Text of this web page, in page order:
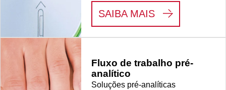
SAIBA MAIS: GANHAR
Fluxo de trabalho pré-
analítico
Soluções pré-analíticas